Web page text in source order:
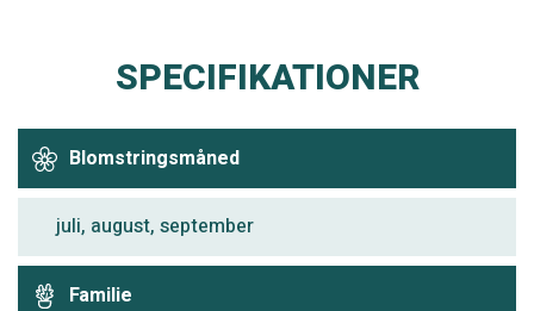
SPECIFIKATIONER
Blomstringsmåned
juli, august, september
Familie